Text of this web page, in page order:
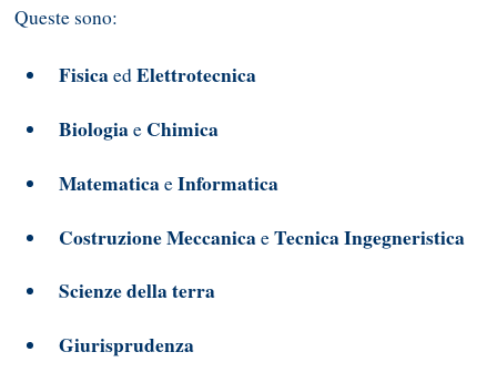
Queste sono:
FisicaedElettrotecnica
Biologiae Chimica
MatematicaeInformatica
Costruzione MeccanicaeTecnica Ingegneristica
Scienze della terra
Giurisprudenza